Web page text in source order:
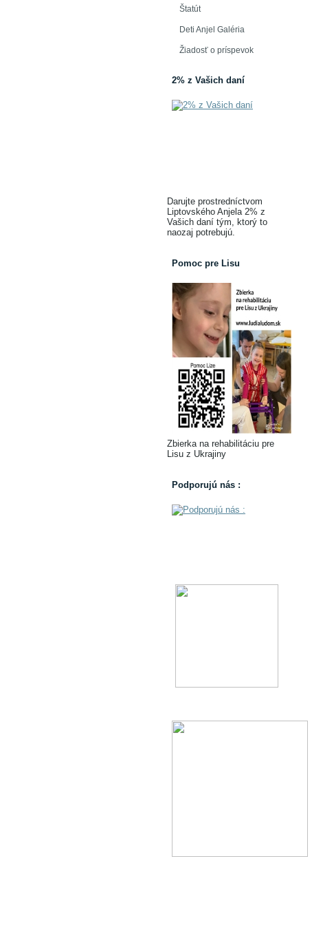
Štatút
Deti Anjel Galéria
Žiadosť o príspevok
2% z Vašich daní
Darujte prostredníctvom
Liptovského Anjela 2% z
Vašich daní tým, ktorý to
naozaj potrebujú.
Pomoc pre Lisu
Zbierka na rehabilitáciu pre
Lisu z Ukrajiny
Podporujú nás :